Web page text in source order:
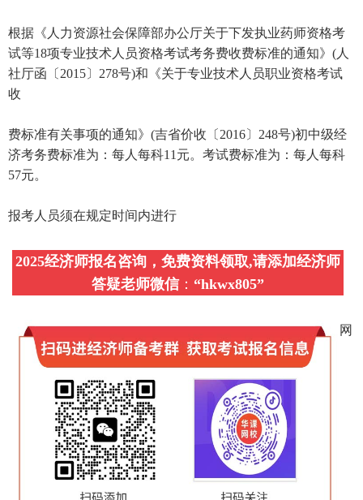
根据《人力资源社会保障部办公厅关于下发执业药师资格考
试等18项专业技术人员资格考试考务费收费标准的通知》(人
社厅函〔2015〕278号)和《关于专业技术人员职业资格考试
收
费标准有关事项的通知》(吉省价收〔2016〕248号)初中级经
济考务费标准为：每人每科11元。考试费标准为：每人每科
57元。
报考人员须在规定时间内进行
2025经济师报名咨询，免费资料领取,请添加经济师
答疑老师微信： “hkwx805”
网